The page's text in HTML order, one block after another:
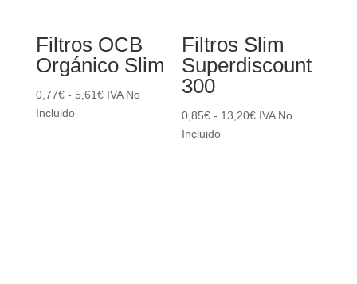
Filtros OCB
Orgánico Slim
0,77€ - 5,61€Rango
IVA No
Incluido
Filtros Slim
Superdiscount
300
0,85€ - 13,20€Rango
IVA No
Incluido